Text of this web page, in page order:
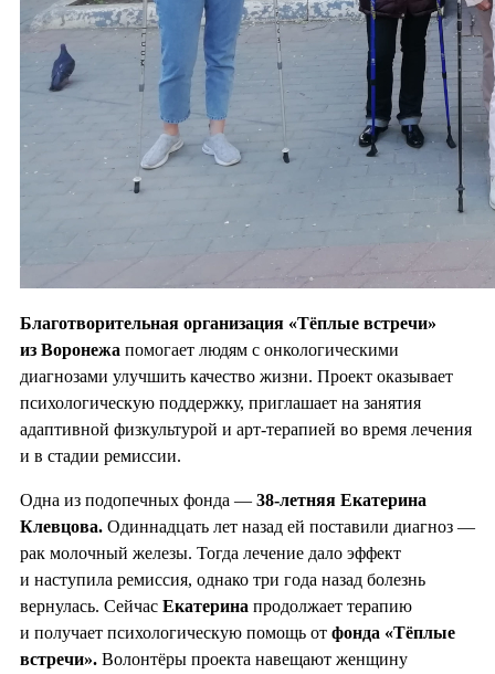
Благотворительная организация «Тёплые встречи»
из Воронежа помогает людям с онкологическими
диагнозами улучшить качество жизни. Проект оказывает
психологическую поддержку, приглашает на занятия
адаптивной физкультурой и арт-терапией во время лечения
и в стадии ремиссии.
Одна из подопечных фонда — 38-летняя Екатерина
Клевцова. Одиннадцать лет назад ей поставили диагноз —
рак молочный железы. Тогда лечение дало эффект
и наступила ремиссия, однако три года назад болезнь
вернулась. Сейчас Екатерина продолжает терапию
и получает психологическую помощь от фонда «Тёплые
встречи». Волонтёры проекта навещают женщину